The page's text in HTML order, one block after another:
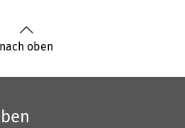
nach oben